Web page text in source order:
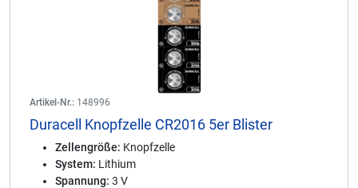
Artikel-Nr.: 148996
Duracell Knopfzelle CR2016 5er Blister
Zellengröße: Knopfzelle
System: Lithium
Spannung: 3 V